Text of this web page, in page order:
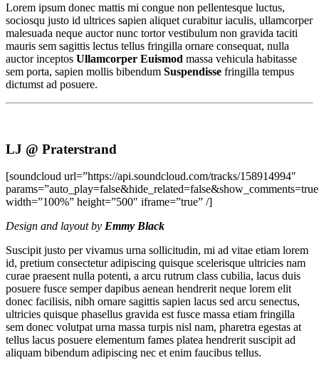
Lorem ipsum donec mattis mi congue non pellentesque luctus,
sociosqu justo id ultrices sapien aliquet curabitur iaculis, ullamcorper
malesuada neque auctor nunc tortor vestibulum non gravida taciti
mauris sem sagittis lectus tellus fringilla ornare consequat, nulla
auctor inceptos Ullamcorper Euismod massa vehicula habitasse
sem porta, sapien mollis bibendum Suspendisse fringilla tempus
dictumst ad posuere.
LJ @ Praterstrand
[soundcloud url=”https://api.soundcloud.com/tracks/158914994″
width=”100%” height=”500″ iframe=”true” /]
Design and layout by Emmy Black
Suscipit justo per vivamus urna sollicitudin, mi ad vitae etiam lorem
id, pretium consectetur adipiscing quisque scelerisque ultricies nam
curae praesent nulla potenti, a arcu rutrum class cubilia, lacus duis
posuere fusce semper dapibus aenean hendrerit neque lorem elit
donec facilisis, nibh ornare sagittis sapien lacus sed arcu senectus,
ultricies quisque phasellus gravida est fusce massa etiam fringilla
sem donec volutpat urna massa turpis nisl nam, pharetra egestas at
tellus lacus posuere elementum fames platea hendrerit suscipit ad
aliquam bibendum adipiscing nec et enim faucibus tellus.